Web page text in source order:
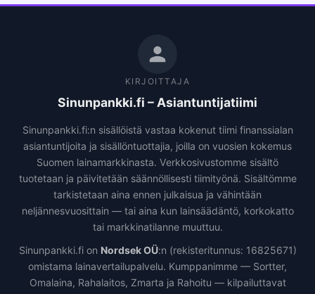
KIRJOITTAJA
Sinunpankki.fi – Asiantuntijatiimi
Sinunpankki.fi:n sisällöistä vastaa kokenut tiimi finanssialan
asiantuntijoita ja sisällöntuottajia, joilla on vuosien kokemus
Suomen lainamarkkinasta. Verkkosivustomme sisältö
tuotetaan ja päivitetään säännöllisesti tiimityönä. Sisältömme
tarkistetaan aina ennen julkaisua ja vähintään
neljännesvuosittain — tai aina kun lainsäädäntö, korkokatto
tai markkinatilanne muuttuu.
Sinunpankki.fi on Nordsek OÜ:n (rekisteritunnus: 16825671)
omistama lainavertailupalvelu. Kumppanimme — Sortter,
Omalaina, Rahalaitos, Zmarta ja Rahoitu — kilpailuttavat